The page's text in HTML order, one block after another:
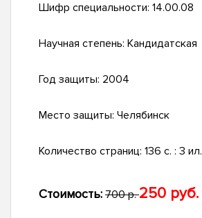
Шифр специальности: 14.00.08
Научная степень: Кандидатская
Год защиты: 2004
Место защиты: Челябинск
Количество страниц: 136 с. : 3 ил.
Стоимость: 700 р.250 руб.